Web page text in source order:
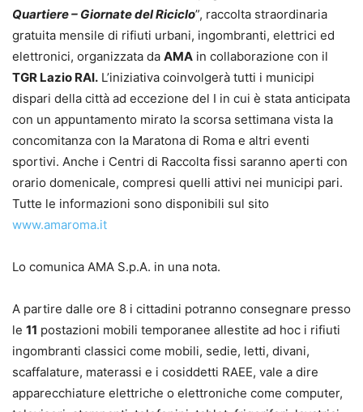
Quartiere – Giornate del Riciclo”, raccolta straordinaria
gratuita mensile di rifiuti urbani, ingombranti, elettrici ed
elettronici, organizzata da AMA in collaborazione con il
TGR Lazio RAI. L’iniziativa coinvolgerà tutti i municipi
dispari della città ad eccezione del I in cui è stata anticipata
con un appuntamento mirato la scorsa settimana vista la
concomitanza con la Maratona di Roma e altri eventi
sportivi. Anche i Centri di Raccolta fissi saranno aperti con
orario domenicale, compresi quelli attivi nei municipi pari.
Tutte le informazioni sono disponibili sul sito
www.amaroma.it
Lo comunica AMA S.p.A. in una nota.
A partire dalle ore 8 i cittadini potranno consegnare presso
le 11 postazioni mobili temporanee allestite ad hoc i rifiuti
ingombranti classici come mobili, sedie, letti, divani,
scaffalature, materassi e i cosiddetti RAEE, vale a dire
apparecchiature elettriche o elettroniche come computer,